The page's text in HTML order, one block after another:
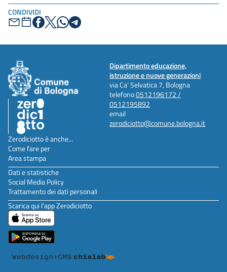
CONDIVIDI
Dipartimento educazione,
istruzione e nuove generazioni
via Ca' Selvatica 7, Bologna
telefono0512196172 /
0512195892
email
zerodiciotto@comune.bologna.it
Zerodiciotto è anche...
Come fare per
Area stampa
Dati e statistiche
Social Media Policy
Trattamento dei dati personali
Scarica qui l'app Zerodiciotto